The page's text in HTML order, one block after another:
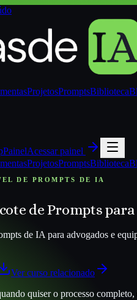
ProjetosPromptsBiblioteca
PainelAcessar painel
ProjetosPromptsBiblioteca
DE PROMPTS DE IA
de Prompts
de IA para advogados e
Ver curso relacionado
quiser o processo